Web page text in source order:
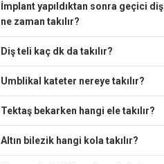
İmplant yapıldıktan sonra geçici diş
ne zaman takılır?
Diş teli kaç dk da takılır?
Umblikal kateter nereye takılır?
Tektaş bekarken hangi ele takılır?
Altın bilezik hangi kola takılır?